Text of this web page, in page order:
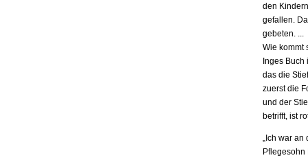
den
gefallen.
gebeten. ...
Wie kommt
Inges
das die
zuerst die
und der
betrifft, ist
„Ich war
Pflegesohn